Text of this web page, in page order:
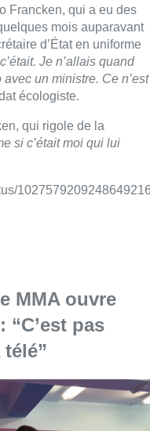
Francken, qui a eu des
mois auparavant
d’État en uniforme
Je n’allais quand
un ministre. Ce n’est
écologiste.
qui rigole de la
si c’était moi qui lui
MMA ouvre
“C’est pas